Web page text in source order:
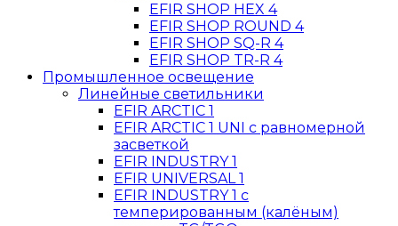
EFIR SHOP HEX 4
EFIR SHOP ROUND 4
EFIR SHOP SQ-R 4
EFIR SHOP TR-R 4
Промышленное освещение
Линейные светильники
EFIR ARCTIC 1
EFIR ARCTIC 1 UNI c равномерной
засветкой
EFIR INDUSTRY 1
EFIR UNIVERSAL 1
EFIR INDUSTRY 1 c
темперированным (калёным)